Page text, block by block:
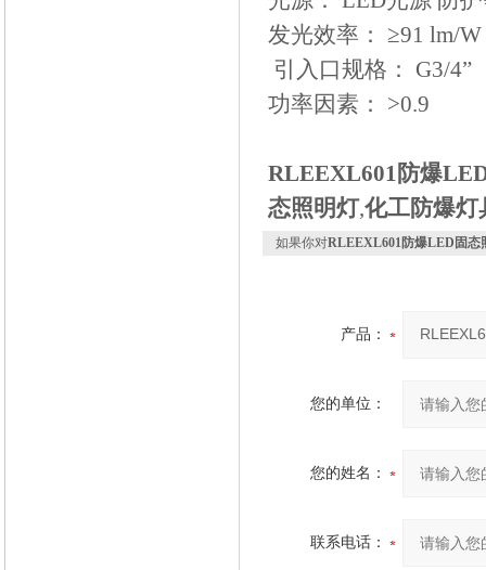
发光效率： ≥91 lm/
引入口规格： G3/4”
功率因素： >0.9
RLEEXL601防爆
态照明灯,化工防爆灯
如果你对RLEEXL601防爆LED固态
产品：
您的单位：
您的姓名：
联系电话：